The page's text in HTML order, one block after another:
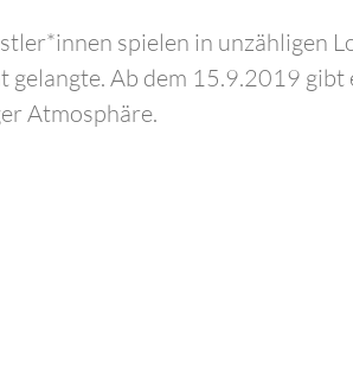
spielen in unzähligen
Ab dem 15.9.2019
Atmosphäre.